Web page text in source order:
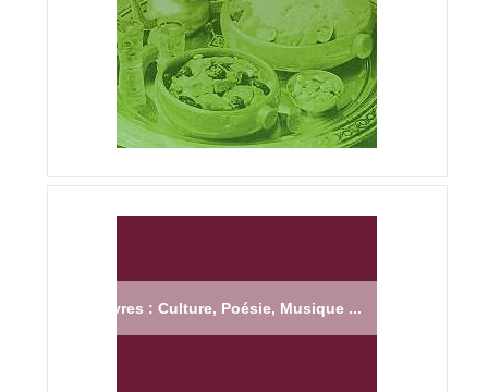
Livres : Culture, Poésie, Musique ...